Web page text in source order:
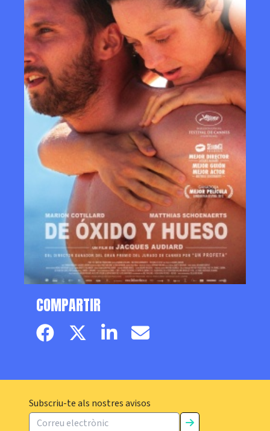
COMPARTIR
Facebook pageTwitter page
LinkedinEmail
Subscriu-te als nostres avisos